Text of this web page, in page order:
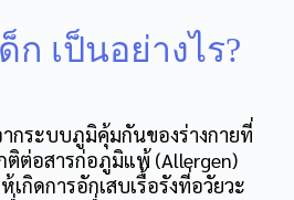
ก เป็นอย่างไร?
กระบบภูมิคุ้มกันของร่างกายที่
ติต่อสารก่อภูมิแพ้ (Allergen)
เกิดการอักเสบเรื้อรังที่อวัยวะ